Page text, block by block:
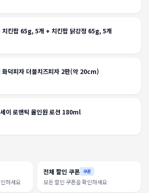
치킨팝 65g, 5개 + 치킨팝 닭강정 65g, 5개
화덕피자 더블치즈피자 2판(약 20cm)
이 로맨틱 올인원 로션 180ml
하세요
전체 할인 쿠폰 쿠폰
모든 할인 쿠폰을 확인하세요